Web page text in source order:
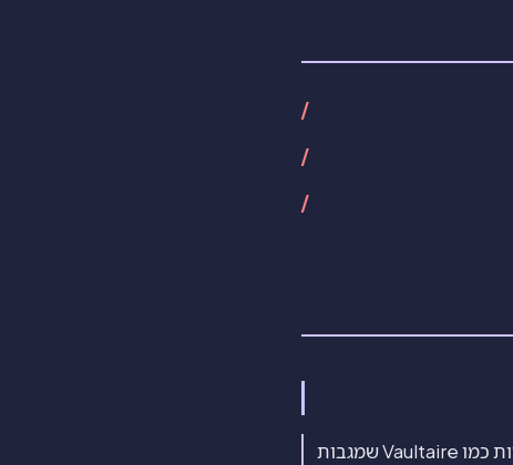
רק אם אפליקציית הכספת שלכם מסתנכרנת דרך חשבון עם הצפנה מקצה לקצה. אפליקציות כמו Vaultaire שמגבות